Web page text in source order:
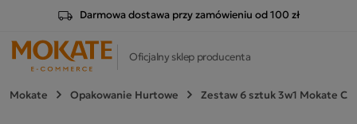
Darmowa dostawa przy zamówieniu od 100 zł
Oficjalny sklep producenta
Mokate Opakowanie Hurtowe Zestaw 6 sztuk 3w1 Mokate